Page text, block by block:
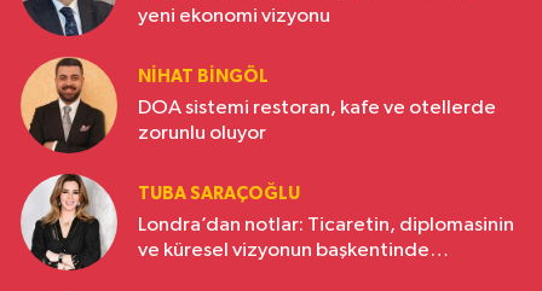
yeni ekonomi vizyonu
NIHAT BINGÖL
DOA sistemi restoran, kafe ve otellerde
zorunlu oluyor
TUBA SARAÇOĞLU
Londra’dan notlar: Ticaretin, diplomasinin
ve küresel vizyonun başkentinde